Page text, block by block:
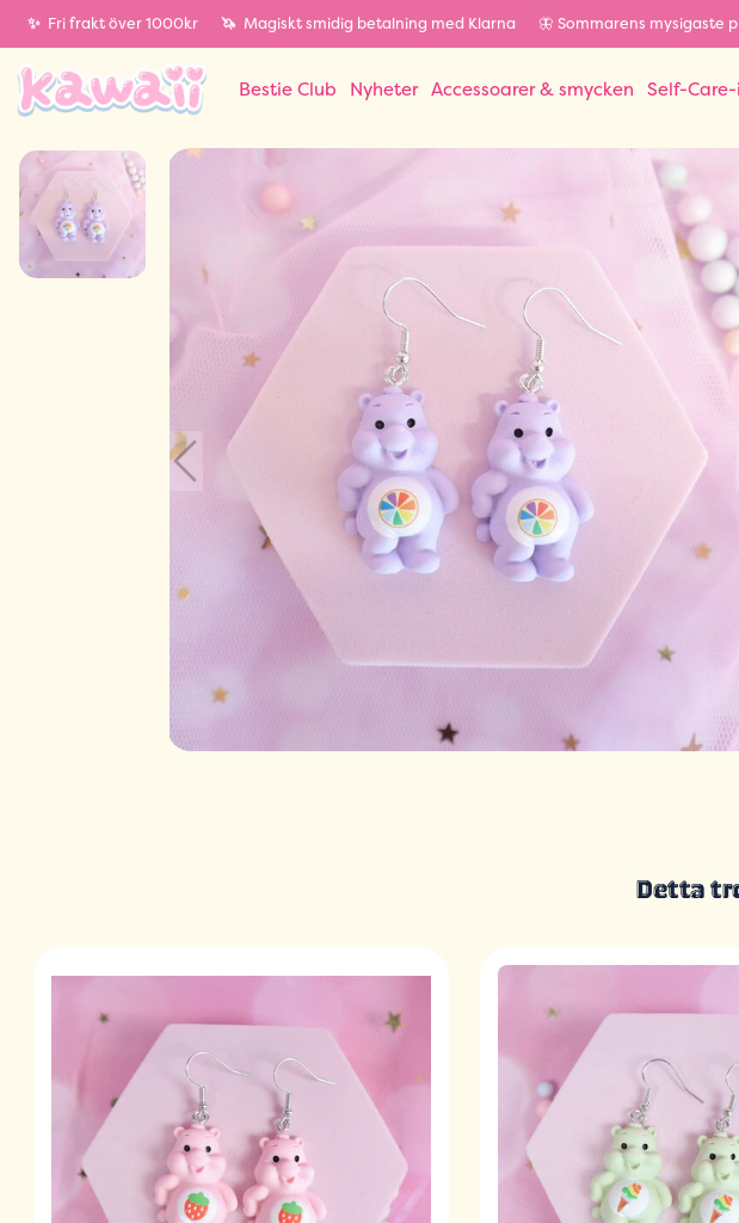
✨ Fri frakt över 1000kr 🦄 Magiskt smidig betalning med Klarna 🦋 Sommarens mysigaste
Bestie Club Nyheter Accessoarer & smycken Self-
Detta